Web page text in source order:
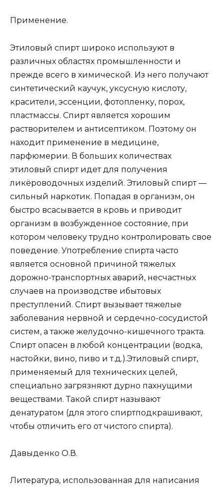
Применение.
Этиловый спирт широко используют в
различных областях промышленности и
прежде всего в химической. Из него получают
синтетический каучук, уксусную кислоту,
красители, эссенции, фотопленку, порох,
пластмассы. Спирт является хорошим
растворителем и антисептиком. Поэтому он
находит применение в медицине,
парфюмерии. В больших количествах
этиловый спирт идет для получения
ликёроводочных изделий. Этиловый спирт —
сильный наркотик. Попадая в организм, он
быстро всасывается в кровь и приводит
организм в возбужденное состояние, при
котором человеку трудно контролировать свое
поведение. Употребление спирта часто
является основной причиной тяжелых
дорожно-транспортных аварий, несчастных
случаев на производстве ибытовых
преступлений. Спирт вызывает тяжелые
заболевания нервной и сердечно-сосудистой
систем, а также желудочно-кишечного тракта.
Спирт опасен в любой концентрации (водка,
настойки, вино, пиво и т.д.).Этиловый спирт,
применяемый для технических целей,
специально загрязняют дурно пахнущими
веществами. Такой спирт называют
денатуратом (для этого спиртподкрашивают,
чтобы отличить его от чистого спирта).
Давыденко О.В.
Литература, использованная для написания